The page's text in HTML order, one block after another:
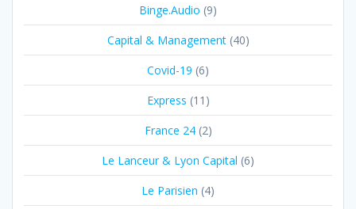
Binge.Audio (9)
Capital & Management(40)
Covid-19 (6)
Express (11)
France 24(2)
Le Lanceur & Lyon Capital (6)
Le Parisien (4)